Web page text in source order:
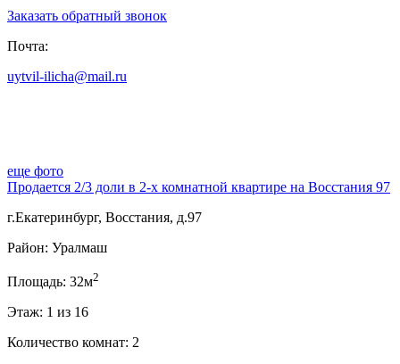
Заказать обратный звонок
Почта:
uytvil-ilicha@mail.ru
еще фото
Продается 2/3 доли в 2-х комнатной квартире на Восстания 97
г.Екатеринбург, Восстания, д.97
Район: Уралмаш
Площадь: 32м2
Этаж: 1 из 16
Количество комнат: 2